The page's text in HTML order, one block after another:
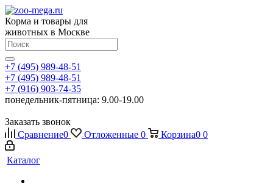
Корма и товары для
животных в Москве
+7 (495) 989-48-51
+7 (495) 989-48-51
+7 (916) 903-74-35
понедельник-пятница: 9.00-19.00
Заказать звонок
Сравнение0 Отложенные 0 Корзина0 0
Каталог